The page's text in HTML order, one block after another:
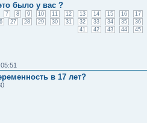
было у вас ?
7 8 9 10 11 12 13 14 15 16
17
27 28 29 30 31 32 33 34 35
36
41
42 43 44 45
в 17 лет?